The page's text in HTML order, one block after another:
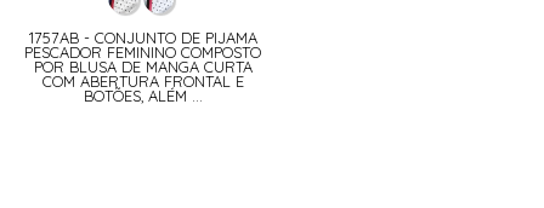
1757AB - CONJUNTO DE PIJAMA
PESCADOR FEMININO COMPOSTO
POR BLUSA DE MANGA CURTA
COM ABERTURA FRONTAL E
BOTÕES, ALÉM ...